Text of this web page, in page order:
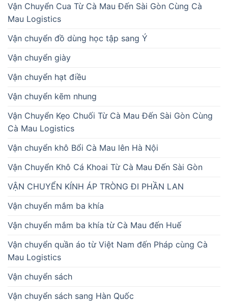
Vận Chuyển Cua Từ Cà Mau Đến Sài Gòn Cùng Cà
Mau Logistics
Vận chuyển đồ dùng học tập sang Ý
Vận chuyển giày
Vận chuyển hạt điều
Vận chuyển kẽm nhung
Vận Chuyển Kẹo Chuối Từ Cà Mau Đến Sài Gòn Cùng
Cà Mau Logistics
Vận chuyển khô Bổi Cà Mau lên Hà Nội
Vận Chuyển Khô Cá Khoai Từ Cà Mau Đến Sài Gòn
VẬN CHUYỂN KÍNH ÁP TRÒNG ĐI PHẦN LAN
Vận chuyển mắm ba khía
Vận chuyển mắm ba khía từ Cà Mau đến Huế
Vận chuyển quần áo từ Việt Nam đến Pháp cùng Cà
Mau Logistics
Vận chuyển sách
Vận chuyển sách sang Hàn Quốc